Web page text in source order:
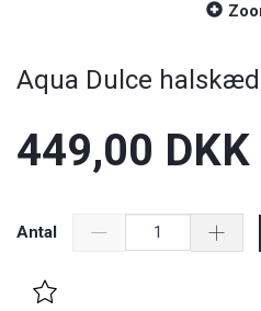
Aqua Dulce
449,00 DKK
Antal